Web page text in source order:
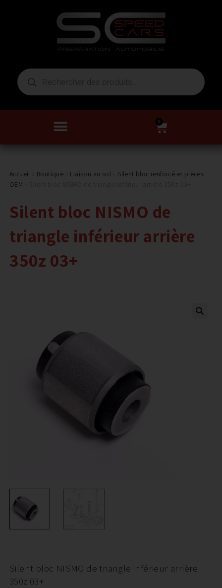
0
Accueil Boutique Liaison au sol
Silent bloc renforcé et pièces
OEM
Silent bloc NISMO de
triangle inférieur arrière
350z 03+
Silent bloc NISMO de triangle inférieur arrière
350z 03+